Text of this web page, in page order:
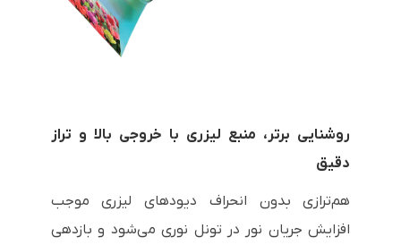
روشنایی برتر، منبع لیزری با خروجی بالا و تراز
دقیق
هم‌ترازی بدون انحراف دیودهای لیزری موجب
افزایش جریان نور در تونل نوری می‌شود و بازدهی